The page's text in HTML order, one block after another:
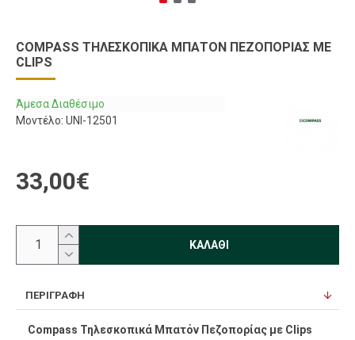
COMPASS ΤΗΛΕΣΚΟΠΙΚΆ ΜΠΑΤΌΝ ΠΕΖΟΠΟΡΊΑΣ ΜΕ
CLIPS
Άμεσα Διαθέσιμο
Μοντέλο: UNI-12501
33,00€
ΚΑΛΆΘΙ
ΠΕΡΙΓΡΑΦΉ
Compass Τηλεσκοπικά Μπατόν Πεζοπορίας με Clips